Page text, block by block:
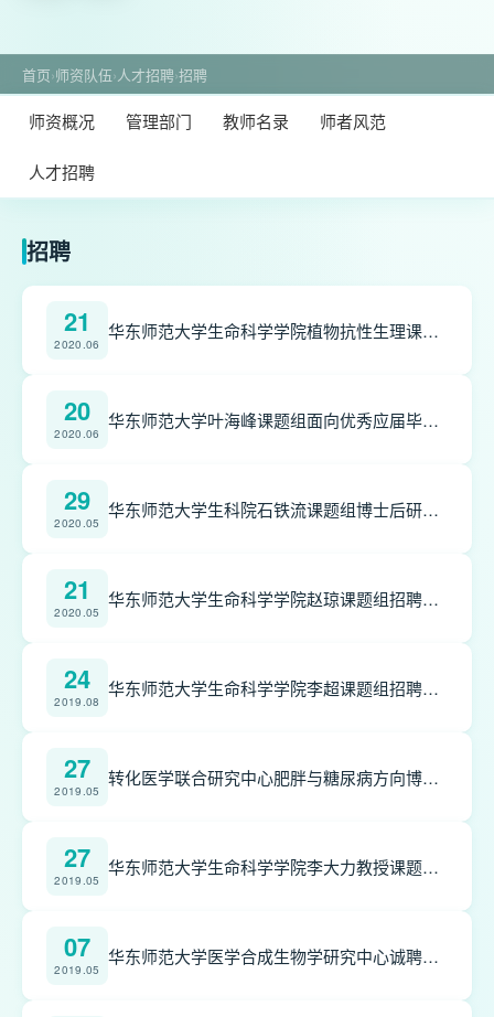
首页›师资队伍›人才招聘›招聘
师资概况 管理部门 教师名录 师者风范
人才招聘
招聘
21
2020.06
华东师范大学生命科学学院植物抗性生理课题组 面向广大优秀应届毕业生招聘科研助理
20
2020.06
华东师范大学叶海峰课题组面向优秀应届毕业生招聘科研助理
29
2020.05
华东师范大学生科院石铁流课题组博士后研究员招聘公告
21
2020.05
华东师范大学生命科学学院赵琼课题组招聘博士后和助理研究员
24
2019.08
华东师范大学生命科学学院李超课题组招聘博士后和专任助理研究员
27
2019.05
转化医学联合研究中心肥胖与糖尿病方向博士后招聘
27
2019.05
华东师范大学生命科学学院李大力教授课题组招聘信息（基因编辑与细胞治疗课题组）
07
2019.05
华东师范大学医学合成生物学研究中心诚聘博士后